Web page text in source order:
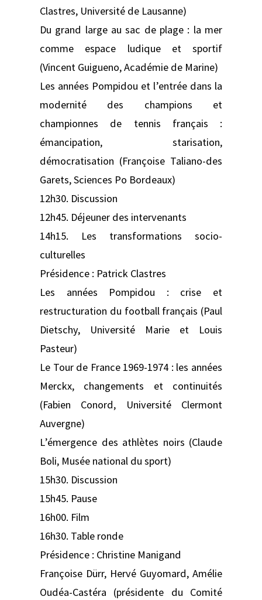
Clastres, Université de Lausanne)
Du grand large au sac de plage : la mer
comme espace ludique et sportif
(Vincent Guigueno, Académie de Marine)
Les années Pompidou et l’entrée dans la
modernité des champions et
championnes de tennis français :
émancipation, starisation,
démocratisation (Françoise Taliano-des
Garets, Sciences Po Bordeaux)
12h30. Discussion
12h45. Déjeuner des intervenants
14h15. Les transformations socio-
culturelles
Présidence : Patrick Clastres
Les années Pompidou : crise et
restructuration du football français (Paul
Dietschy, Université Marie et Louis
Pasteur)
Le Tour de France 1969-1974 : les années
Merckx, changements et continuités
(Fabien Conord, Université Clermont
Auvergne)
L’émergence des athlètes noirs (Claude
Boli, Musée national du sport)
15h30. Discussion
15h45. Pause
16h00. Film
16h30. Table ronde
Présidence : Christine Manigand
Françoise Dürr, Hervé Guyomard, Amélie
Oudéa-Castéra (présidente du Comité